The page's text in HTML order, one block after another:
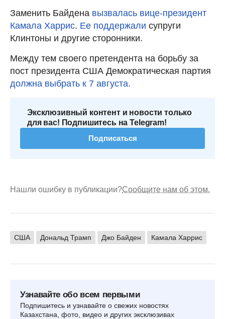
Заменить Байдена вызвалась вице-президент
Камала Харрис. Ее поддержали супруги
Клинтоны и другие сторонники.
Между тем своего претендента на борьбу за
пост президента США Демократическая партия
должна выбрать к 7 августа.
Эксклюзивный контент и новости только
для вас! Подпишитесь на Telegram!
Подписаться
Нашли ошибку в публикации?Сообщите нам об этом.
США Дональд Трамп Джо Байден Камала Харрис
Узнавайте обо всем первыми
Подпишитесь и узнавайте о свежих новостях
Казахстана, фото, видео и других эксклюзивах